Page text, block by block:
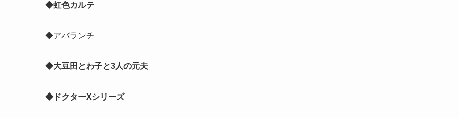
◆虹色カルテ
◆アバランチ
◆大豆田とわ子と3人の元夫
◆ドクターXシリーズ